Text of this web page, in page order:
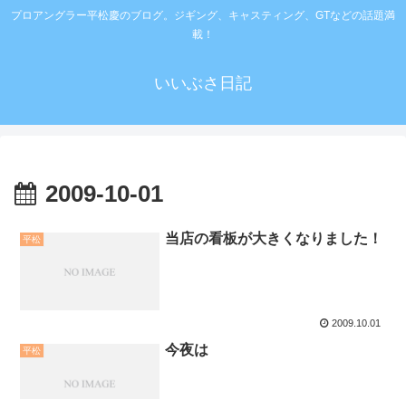
プロアングラー平松慶のブログ。ジギング、キャスティング、GTなどの話題満
載！
いいぶさ日記
2009-10-01
平松 当店の看板が大きくなりました！
2009.10.01
平松 今夜は